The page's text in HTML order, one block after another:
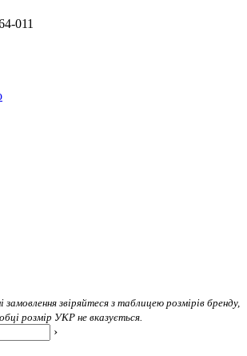
011
звіряйтеся з таблицею розмірів бренду,
розмір УКР не вказується.
›